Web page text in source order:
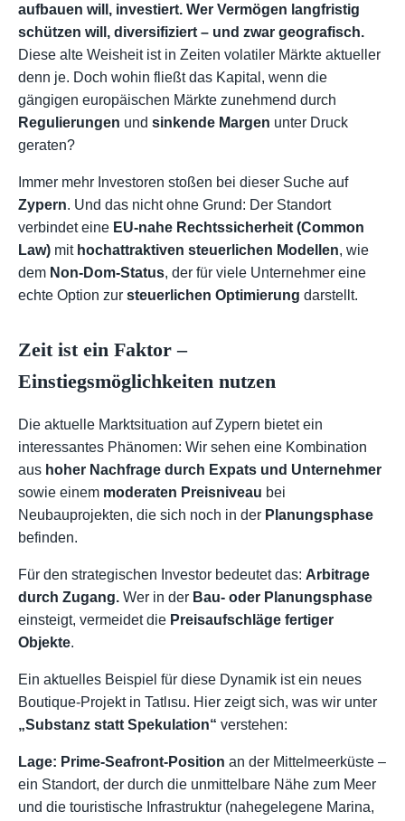
aufbauen will, investiert. Wer Vermögen langfristig
schützen will, diversifiziert – und zwar geografisch.
Diese alte Weisheit ist in Zeiten volatiler Märkte aktueller
denn je. Doch wohin fließt das Kapital, wenn die
gängigen europäischen Märkte zunehmend durch
Regulierungen und sinkende Margen unter Druck
geraten?
Immer mehr Investoren stoßen bei dieser Suche auf
Zypern. Und das nicht ohne Grund: Der Standort
verbindet eine EU-nahe Rechtssicherheit (Common
Law) mit hochattraktiven steuerlichen Modellen, wie
dem Non-Dom-Status, der für viele Unternehmer eine
echte Option zur steuerlichen Optimierung darstellt.
Zeit ist ein Faktor –
Einstiegsmöglichkeiten nutzen
Die aktuelle Marktsituation auf Zypern bietet ein
interessantes Phänomen: Wir sehen eine Kombination
aus hoher Nachfrage durch Expats und Unternehmer
sowie einem moderaten Preisniveau bei
Neubauprojekten, die sich noch in der Planungsphase
befinden.
Für den strategischen Investor bedeutet das: Arbitrage
durch Zugang. Wer in der Bau- oder Planungsphase
einsteigt, vermeidet die Preisaufschläge fertiger
Objekte.
Ein aktuelles Beispiel für diese Dynamik ist ein neues
Boutique-Projekt in Tatlısu. Hier zeigt sich, was wir unter
„Substanz statt Spekulation“ verstehen:
Lage: Prime-Seafront-Position an der Mittelmeerküste –
ein Standort, der durch die unmittelbare Nähe zum Meer
und die touristische Infrastruktur (nahegelegene Marina,